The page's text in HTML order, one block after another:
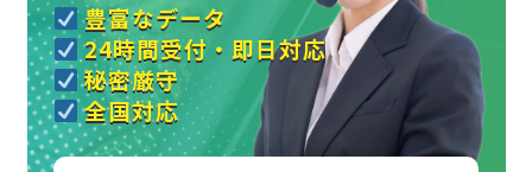
豊富なデータ
24時間受付・即日対応
秘密厳守
全国対応